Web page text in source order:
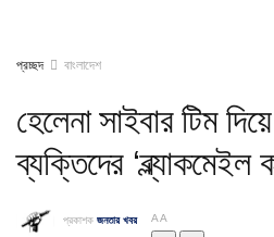
প্রচ্ছদ বাংলাদেশ
হেলেনা সাইবার টিম
ব্যক্তিদের ‘ব্ল্যাকমেইল
প্রকাশক জনতার খবর AA